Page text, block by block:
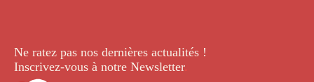
Ne ratez pas nos dernières actualités !
Inscrivez-vous à notre Newsletter.